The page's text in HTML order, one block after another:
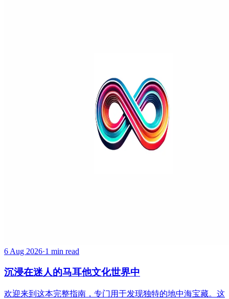
6 Aug 2026·1 min read
沉浸在迷人的马耳他文化世界中
欢迎来到这本完整指南，专门用于发现独特的地中海宝藏。这